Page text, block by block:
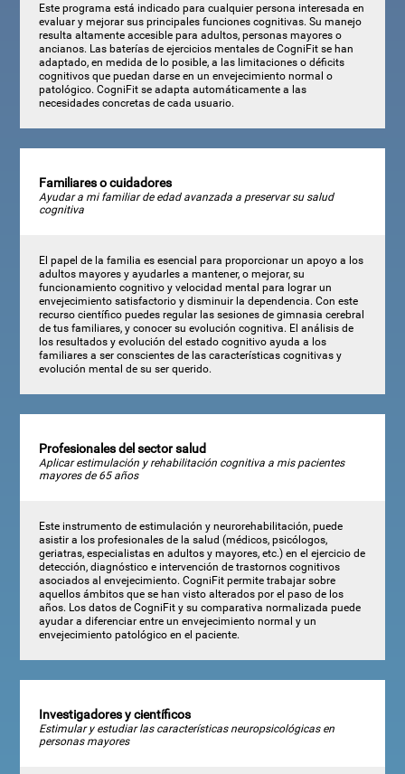
Este programa está indicado para cualquier persona interesada en
evaluar y mejorar sus principales funciones cognitivas. Su manejo
resulta altamente accesible para adultos, personas mayores o
ancianos. Las baterías de ejercicios mentales de CogniFit se han
adaptado, en medida de lo posible, a las limitaciones o déficits
cognitivos que puedan darse en un envejecimiento normal o
patológico. CogniFit se adapta automáticamente a las
necesidades concretas de cada usuario.
Familiares o cuidadores
Ayudar a mi familiar de edad avanzada a preservar su salud
cognitiva
El papel de la familia es esencial para proporcionar un apoyo a los
adultos mayores y ayudarles a mantener, o mejorar, su
funcionamiento cognitivo y velocidad mental para lograr un
envejecimiento satisfactorio y disminuir la dependencia. Con este
recurso científico puedes regular las sesiones de gimnasia cerebral
de tus familiares, y conocer su evolución cognitiva. El análisis de
los resultados y evolución del estado cognitivo ayuda a los
familiares a ser conscientes de las características cognitivas y
evolución mental de su ser querido.
Profesionales del sector salud
Aplicar estimulación y rehabilitación cognitiva a mis pacientes
mayores de 65 años
Este instrumento de estimulación y neurorehabilitación, puede
asistir a los profesionales de la salud (médicos, psicólogos,
geriatras, especialistas en adultos y mayores, etc.) en el ejercicio de
detección, diagnóstico e intervención de trastornos cognitivos
asociados al envejecimiento. CogniFit permite trabajar sobre
aquellos ámbitos que se han visto alterados por el paso de los
años. Los datos de CogniFit y su comparativa normalizada puede
ayudar a diferenciar entre un envejecimiento normal y un
envejecimiento patológico en el paciente.
Investigadores y científicos
Estimular y estudiar las características neuropsicológicas en
personas mayores